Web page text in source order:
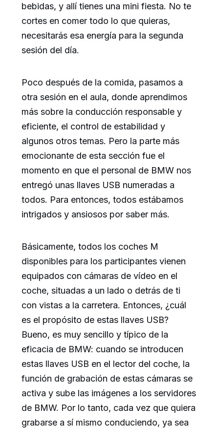
bebidas, y allí tienes una mini fiesta. No te
cortes en comer todo lo que quieras,
necesitarás esa energía para la segunda
sesión del día.
Poco después de la comida, pasamos a
otra sesión en el aula, donde aprendimos
más sobre la conducción responsable y
eficiente, el control de estabilidad y
algunos otros temas. Pero la parte más
emocionante de esta sección fue el
momento en que el personal de BMW nos
entregó unas llaves USB numeradas a
todos. Para entonces, todos estábamos
intrigados y ansiosos por saber más.
Básicamente, todos los coches M
disponibles para los participantes vienen
equipados con cámaras de vídeo en el
coche, situadas a un lado o detrás de ti
con vistas a la carretera. Entonces, ¿cuál
es el propósito de estas llaves USB?
Bueno, es muy sencillo y típico de la
eficacia de BMW: cuando se introducen
estas llaves USB en el lector del coche, la
función de grabación de estas cámaras se
activa y sube las imágenes a los servidores
de BMW. Por lo tanto, cada vez que quiera
grabarse a sí mismo conduciendo, ya sea